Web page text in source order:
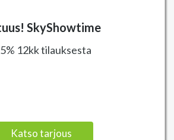
SkyShowtime
12kk tilauksesta
Katso tarjous